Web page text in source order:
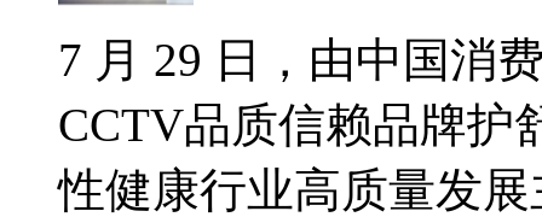
7 月 29 日，由中国消
CCTV品质信赖品牌护
性健康行业高质量发